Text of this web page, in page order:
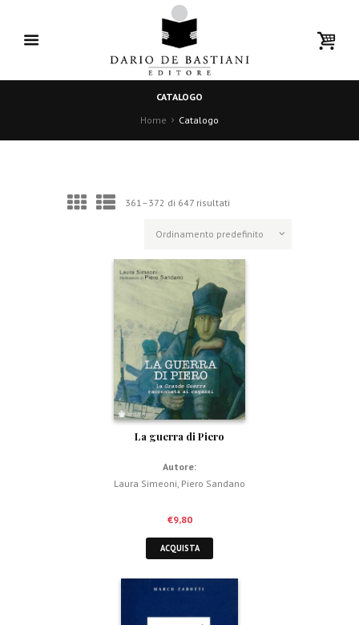
CATALOGO
Home
Catalogo
361–372 di 647 risultati
La guerra di Piero
Autore:
Laura Simeoni, Piero Sandano
€9,80
ACQUISTA